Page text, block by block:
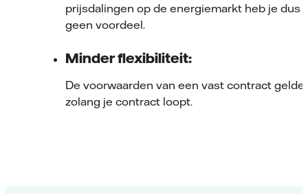
prijsdalingen op de energiemarkt heb je dus
geen voordeel.
Minder flexibiliteit:
De voorwaarden van een vast contract
zolang je contract loopt.